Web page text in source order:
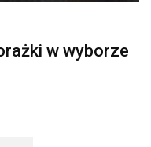
w wyborze